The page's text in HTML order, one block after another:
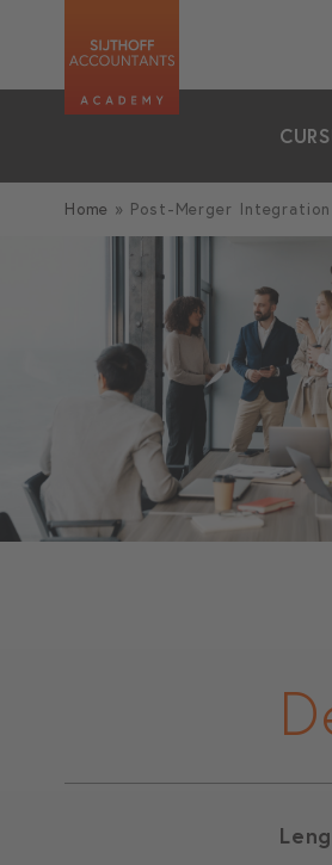
Home » Post-Merger Integration